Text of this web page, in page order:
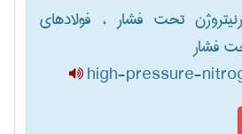
تحت فشار ، فولادهای
فشار
high-pressure-